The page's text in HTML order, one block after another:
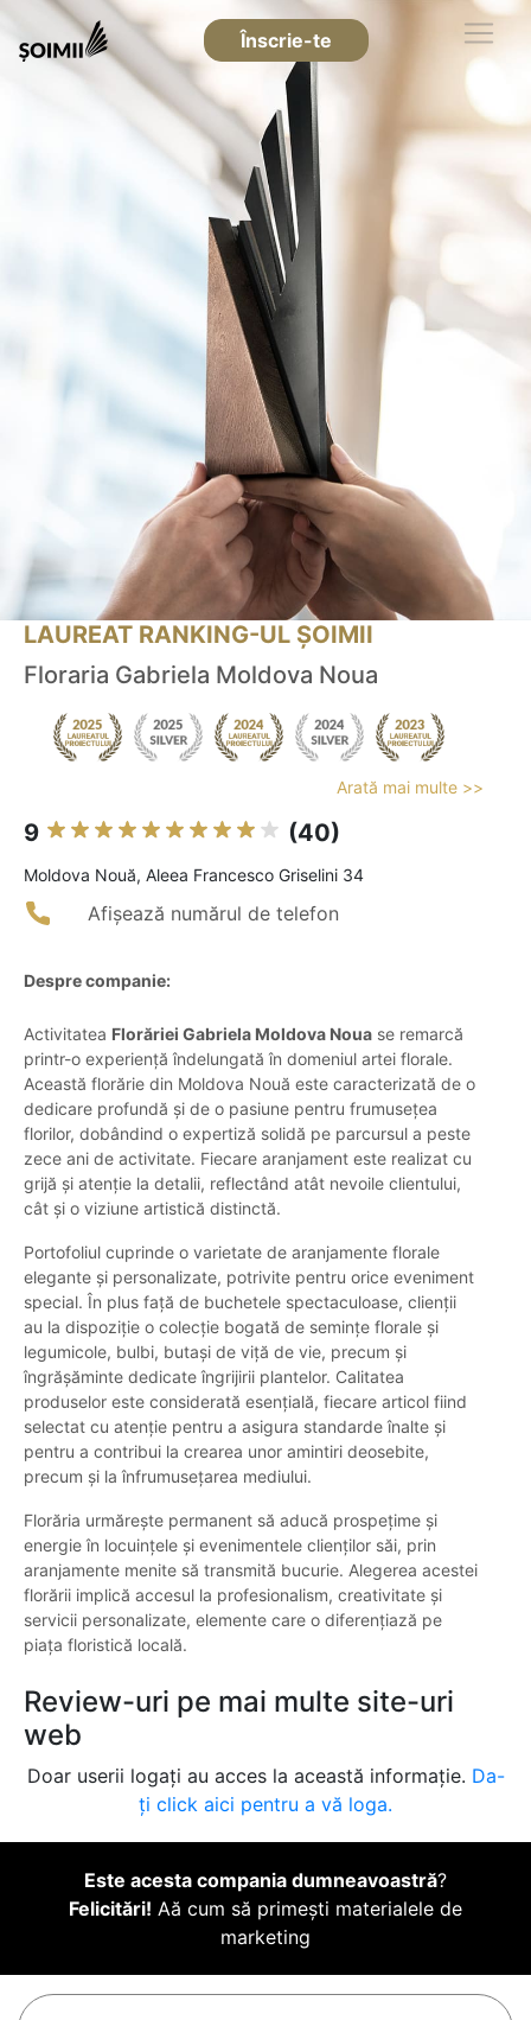
Înscrie-te
LAUREAT RANKING-UL ȘOIMII
Floraria Gabriela Moldova Noua
Arată mai multe >>
9 (40)
Moldova Nouă, Aleea Francesco Griselini 34
Afișează numărul de telefon
Despre companie:
Activitatea Florăriei Gabriela Moldova Noua se remarcă
printr-o experiență îndelungată în domeniul artei florale.
Această florărie din Moldova Nouă este caracterizată de o
dedicare profundă și de o pasiune pentru frumusețea
florilor, dobândind o expertiză solidă pe parcursul a peste
zece ani de activitate. Fiecare aranjament este realizat cu
grijă și atenție la detalii, reflectând atât nevoile clientului,
cât și o viziune artistică distinctă.
Portofoliul cuprinde o varietate de aranjamente florale
elegante și personalizate, potrivite pentru orice eveniment
special. În plus față de buchetele spectaculoase, clienții
au la dispoziție o colecție bogată de semințe florale și
legumicole, bulbi, butași de viță de vie, precum și
îngrășăminte dedicate îngrijirii plantelor. Calitatea
produselor este considerată esențială, fiecare articol fiind
selectat cu atenție pentru a asigura standarde înalte și
pentru a contribui la crearea unor amintiri deosebite,
precum și la înfrumusețarea mediului.
Florăria urmărește permanent să aducă prospețime și
energie în locuințele și evenimentele clienților săi, prin
aranjamente menite să transmită bucurie. Alegerea acestei
florării implică accesul la profesionalism, creativitate și
servicii personalizate, elemente care o diferențiază pe
piața floristică locală.
Review-uri pe mai multe site-uri
web
Doar userii logați au acces la această informație. Da-
ți click aici pentru a vă loga.
Este acesta compania dumneavoastră?
Felicitări! Aă cum să primești materialele de
marketing